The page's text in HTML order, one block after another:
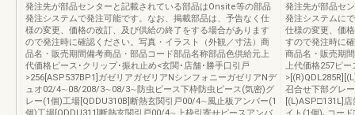
発注先が部品センターと記載されている部品はOnsite等の部品
発注システムで発注可能です。なお、掲載部品は、予告なく仕
様の変更、価格の改訂、及び供給の終了をする場合があります
ので発注時に確認ください。写真・イラスト（外観／寸法）商
品名・販売期間備考商品・部品コード部品名称部品色供給元上
代価格ピース･クリップ･振れ止め<玄関･店舗･勝手口引戸
>256[ASP537BP1]ガゼリアガゼリアNシンフォニーガゼリアNデ
ュオ02/4∼08/208/3∼08/3∼防虫ピース下枠防虫ピース(気密)グ
レー(1個)工場[QDDU310B]断熱玄関引戸00/4∼風止板アンバー(1
個)工場[QDDU311]断熱玄関引戸00/4∼上枠引寄せピースアンバ
発注先が部品セ
発注システムに
仕様の変更、価
すので発注時に
商品名・販売期
上代価格257ピー
召合せ下部グレ
[(L)ASP□131L]
イト(1個)､コー